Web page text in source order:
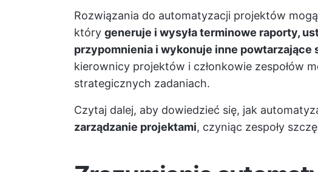
Rozwiązania do automatyzacji projektów
który generuje i wysyła terminowe raporty,
przypomnienia i wykonuje inne powtarzające
kierownicy projektów i członkowie zespołów
strategicznych zadaniach.
Czytaj dalej, aby dowiedzieć się, jak
zarządzanie projektami, czyniąc zespoły